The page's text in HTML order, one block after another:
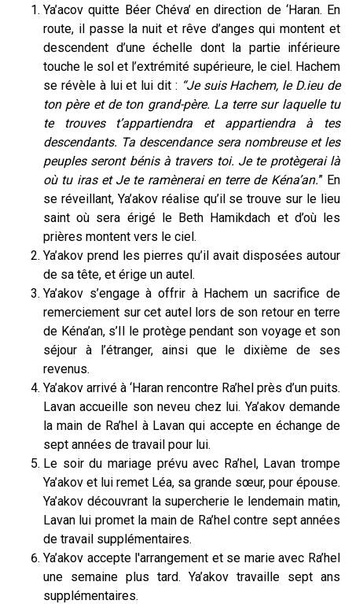
Ya’acov quitte Béer Chéva’ en direction de ‘Haran. En
route, il passe la nuit et rêve d’anges qui montent et
descendent d’une échelle dont la partie inférieure
touche le sol et l’extrémité supérieure, le ciel. Hachem
se révèle à lui et lui dit : “Je suis Hachem, le D.ieu de
ton père et de ton grand-père. La terre sur laquelle tu
te trouves t’appartiendra et appartiendra à tes
descendants. Ta descendance sera nombreuse et les
peuples seront bénis à travers toi. Je te protègerai là
où tu iras et Je te ramènerai en terre de Kéna’an.” En
se réveillant, Ya’akov réalise qu’il se trouve sur le lieu
saint où sera érigé le Beth Hamikdach et d’où les
prières montent vers le ciel.
Ya’akov prend les pierres qu’il avait disposées autour
de sa tête, et érige un autel.
Ya’akov s’engage à offrir à Hachem un sacrifice de
remerciement sur cet autel lors de son retour en terre
de Kéna’an, s’Il le protège pendant son voyage et son
séjour à l’étranger, ainsi que le dixième de ses
revenus.
Ya’akov arrivé à ‘Haran rencontre Ra’hel près d’un puits.
Lavan accueille son neveu chez lui. Ya’akov demande
la main de Ra’hel à Lavan qui accepte en échange de
sept années de travail pour lui.
Le soir du mariage prévu avec Ra’hel, Lavan trompe
Ya’akov et lui remet Léa, sa grande sœur, pour épouse.
Ya’akov découvrant la supercherie le lendemain matin,
Lavan lui promet la main de Ra’hel contre sept années
de travail supplémentaires.
Ya’akov accepte l'arrangement et se marie avec Ra’hel
une semaine plus tard. Ya’akov travaille sept ans
supplémentaires.